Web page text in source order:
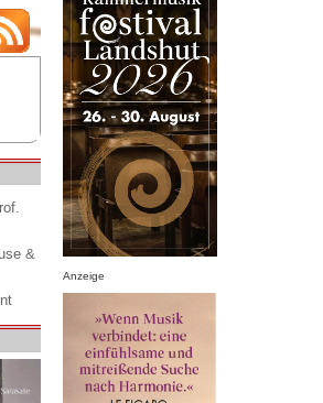
&
Anzeige